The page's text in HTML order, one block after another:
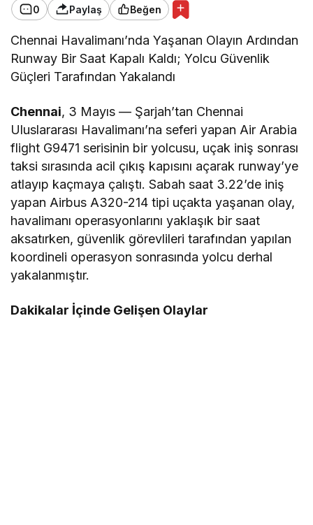
0 Paylaş Beğen
Chennai Havalimanı’nda Yaşanan Olayın Ardından
Runway Bir Saat Kapalı Kaldı; Yolcu Güvenlik
Güçleri Tarafından Yakalandı
Chennai, 3 Mayıs — Şarjah’tan Chennai
Uluslararası Havalimanı’na seferi yapan Air Arabia
flight G9471 serisinin bir yolcusu, uçak iniş sonrası
taksi sırasında acil çıkış kapısını açarak runway’ye
atlayıp kaçmaya çalıştı. Sabah saat 3.22’de iniş
yapan Airbus A320-214 tipi uçakta yaşanan olay,
havalimanı operasyonlarını yaklaşık bir saat
aksatırken, güvenlik görevlileri tarafından yapılan
koordineli operasyon sonrasında yolcu derhal
yakalanmıştır.
Dakikalar İçinde Gelişen Olaylar